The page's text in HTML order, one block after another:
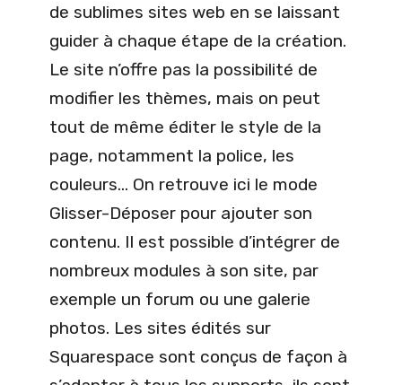
de sublimes sites web en se laissant
guider à chaque étape de la création.
Le site n’offre pas la possibilité de
modifier les thèmes, mais on peut
tout de même éditer le style de la
page, notamment la police, les
couleurs… On retrouve ici le mode
Glisser-Déposer pour ajouter son
contenu. Il est possible d’intégrer de
nombreux modules à son site, par
exemple un forum ou une galerie
photos. Les sites édités sur
Squarespace sont conçus de façon à